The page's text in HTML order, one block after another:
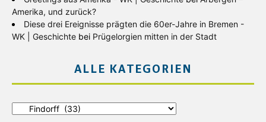
Amerika, und zurück?
Diese drei Ereignisse prägten die 60er-Jahre in Bremen -
WK | Geschichte bei Prügelorgien mitten in der Stadt
ALLE KATEGORIEN